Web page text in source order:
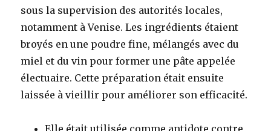
sous la supervision des autorités locales,
notamment à Venise. Les ingrédients étaient
broyés en une poudre fine, mélangés avec du
miel et du vin pour former une pâte appelée
électuaire. Cette préparation était ensuite
laissée à vieillir pour améliorer son efficacité.
Elle était utilisée comme antidote contre